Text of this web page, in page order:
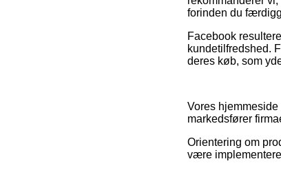
forinden du
Facebook
kundetilfredshed.
deres køb, som
Vores
markedsfører
Orientering om
være